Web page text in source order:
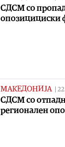
СДСМ со
опозицициски
МАКЕДОНИЈА
СДСМ со
регионален